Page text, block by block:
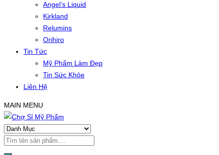
Angel’s Liquid
Kirkland
Relumins
Orihiro
Tin Tức
Mỹ Phẩm Làm Đẹp
Tin Sức Khỏe
Liên Hệ
MAIN MENU